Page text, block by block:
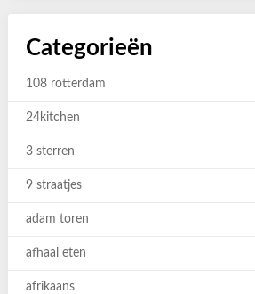
Categorieën
108 rotterdam
24kitchen
3 sterren
9 straatjes
adam toren
afhaal eten
afrikaans